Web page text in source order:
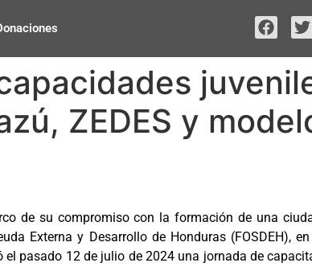
ZEDES y
de su compromiso con la formación de una
Externa y Desarrollo de Honduras (FOSDEH),
el pasado 12 de julio de 2024 una jornada de